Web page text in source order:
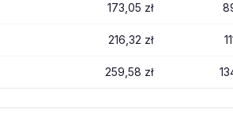
173,05 zł
216,32 zł
259,58 zł